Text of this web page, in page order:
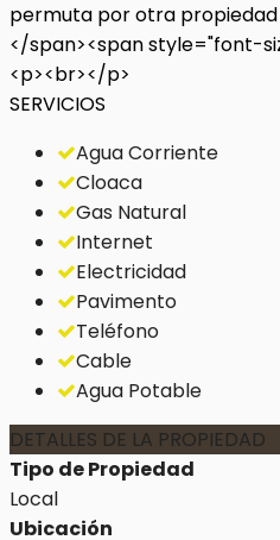
permuta por otra
</span><span style="font-
<p><br></p>
SERVICIOS
Agua Corriente
Cloaca
Gas Natural
Internet
Electricidad
Pavimento
Teléfono
Cable
Agua Potable
DETALLES DE LA PROPIEDAD
Tipo de Propiedad
Local
Ubicación